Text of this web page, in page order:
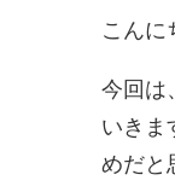
こんに
今回は
いきま
めだと